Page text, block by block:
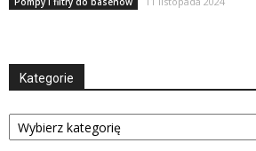
Kategorie
Kategorie